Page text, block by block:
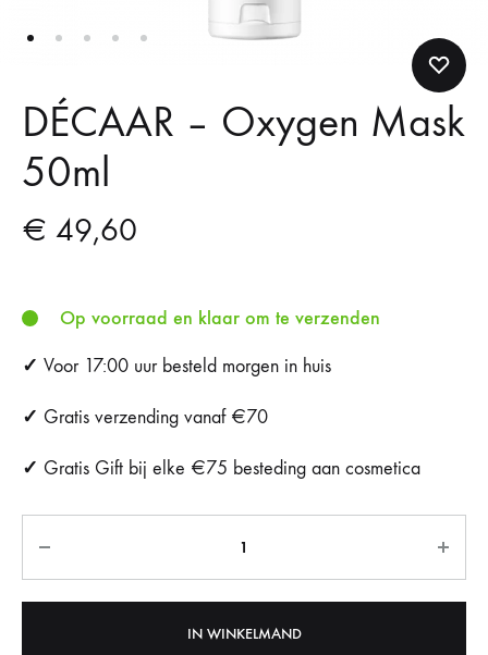
DÉCAAR – Oxygen Mask
50ml
€ 49,60
Op voorraad en klaar om te verzenden
✓ Voor 17:00 uur besteld morgen in huis
✓ Gratis verzending vanaf €70
✓ Gratis Gift bij elke €75 besteding aan cosmetica
IN WINKELMAND